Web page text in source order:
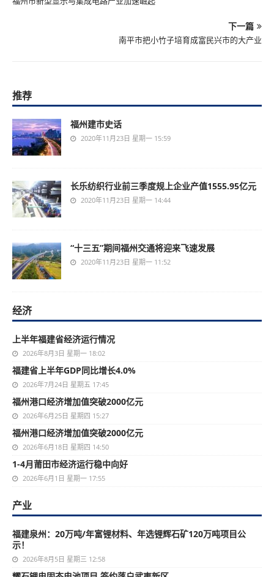
下一篇
南平市把小竹子培育成富民兴市的大产业
推荐
福州建市史话
2020年11月23日 星期一 15:59
长乐纺织行业前三季度规上企业产值1555.95亿元
2020年11月23日 星期一 14:44
“十三五”期间福州交通将迎来飞速发展
2020年11月23日 星期一 11:52
经济
上半年福建省经济运行情况
2026年8月3日 星期一 18:02
福建省上半年GDP同比增长4.0%
2026年7月24日 星期五 17:45
福州港口经济增加值突破2000亿元
2026年6月25日 星期四 15:27
福州港口经济增加值突破2000亿元
2026年6月18日 星期四 14:50
1-4月莆田市经济运行稳中向好
2026年6月1日 星期一 17:55
产业
福建泉州：20万吨/年富锂材料、年选锂辉石矿120万吨项目公
示！
2026年8月5日 星期三 12:58